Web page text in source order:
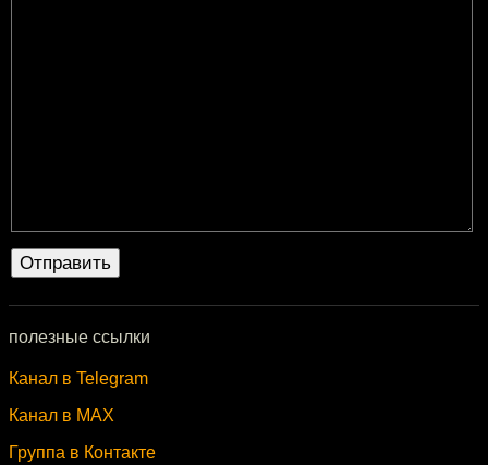
полезные ссылки
Канал в Telegram
Канал в MAX
Группа в Контакте